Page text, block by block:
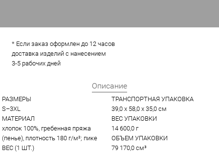
* Если заказ оформлен до 12 часов
доставка изделий с нанесением
3-5 рабочих дней
Описание
РАЗМЕРЫ
S–3XL
МАТЕРИАЛ
хлопок 100%, гребенная пряжа
(пенье), плотность 180 г/м²; пике
ВЕС (1 ШТ.)
ТРАНСПОРТНАЯ УПАКОВКА
39,0 x 58,0 x 35,0 см
ВЕС УПАКОВКИ
14 600,0 г
ОБЪЕМ УПАКОВКИ
79 170,0 см³